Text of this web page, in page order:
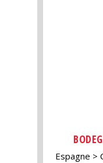
Espagne